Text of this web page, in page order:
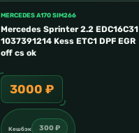
MERCEDES A170 SIM266
Mercedes Sprinter 2.2 EDC16C31
1037391214 Kess ETC1 DPF EGR
off cs ok
3000 ₽
Кешбэк 300 ₽